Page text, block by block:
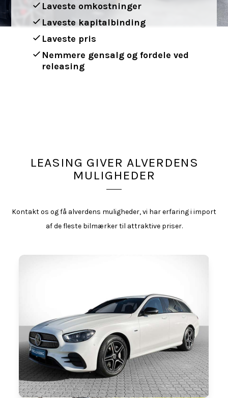
Laveste omkostninger
Laveste kapitalbinding
Laveste pris
Nemmere gensalg og fordele ved
releasing
LEASING GIVER ALVERDENS
MULIGHEDER
Kontakt os og få alverdens muligheder, vi har erfaring i import
af de fleste bilmærker til attraktive priser.